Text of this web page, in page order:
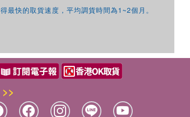
快的取貨速度，平均調貨時間為1~2個月。